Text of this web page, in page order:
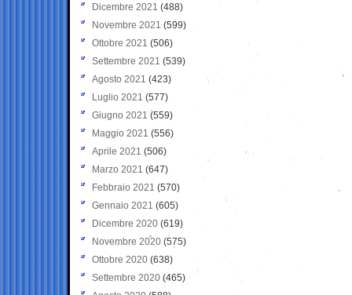
Dicembre 2021 (488)
Novembre 2021 (599)
Ottobre 2021 (506)
Settembre 2021 (539)
Agosto 2021 (423)
Luglio 2021 (577)
Giugno 2021(559)
Maggio 2021 (556)
Aprile 2021 (506)
Marzo 2021 (647)
Febbraio 2021 (570)
Gennaio 2021 (605)
Dicembre 2020 (619)
Novembre 2020 (575)
Ottobre 2020 (638)
Settembre 2020(465)